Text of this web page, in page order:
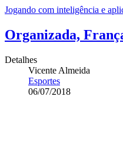
Jogando com inteligência e
Organizada,
Detalhes
Vicente Almeida
Esportes
06/07/2018